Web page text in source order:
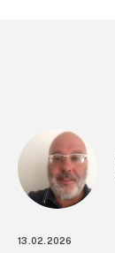
13.02.2026